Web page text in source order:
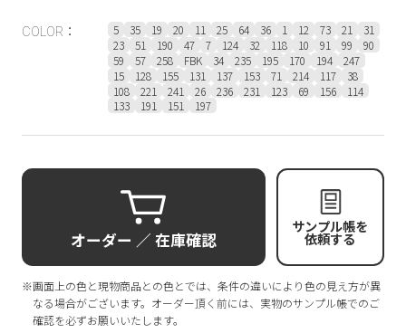
COLOR： 5 35 19 20 11 25 64 36 1 12 73 21
31
23
51 190 47 7 124 32 118 10 91 99
90
59
57 258 FBK 34 235 195 170 194
247
15
128 155 131 137 153 71 214 117
38
108
221 241 26 236 231 123 69 156
114
133
191 151 197
オーダー ／ 在庫確認
サンプル帳を
依頼する
※画面上の色と現物商品との色とでは、条件の違いにより色の見え方が異
なる場合がございます。オーダー頂く前には、実物のサンプル帳でのご
確認を必ずお願いいたします。